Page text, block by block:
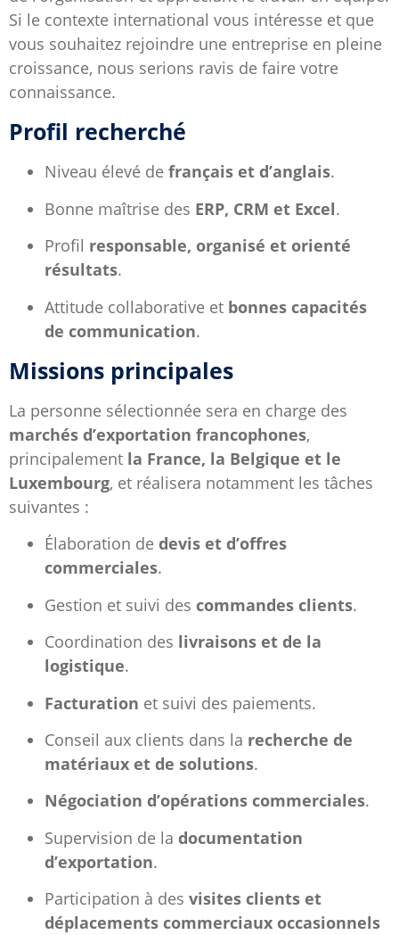
Si le contexte international vous intéresse et que
vous souhaitez rejoindre une entreprise en pleine
croissance, nous serions ravis de faire votre
connaissance.
Profil recherché
Niveau élevé de français et d’anglais.
Bonne maîtrise des ERP, CRM et Excel.
Profil responsable, organisé et orienté
résultats.
Attitude collaborative et bonnes capacités
de communication.
Missions principales
La personne sélectionnée sera en charge des
marchés d’exportation francophones,
principalement la France, la Belgique et le
Luxembourg, et réalisera notamment les tâches
suivantes :
Élaboration de devis et d’offres
commerciales.
Gestion et suivi des commandes clients.
Coordination des livraisons et de la
logistique.
Facturation et suivi des paiements.
Conseil aux clients dans la recherche de
matériaux et de solutions.
Négociation d’opérations commerciales.
Supervision de la documentation
d’exportation.
Participation à des visites clients et
déplacements commerciaux occasionnels